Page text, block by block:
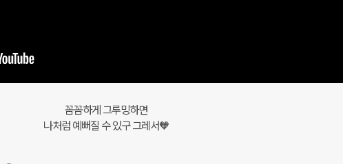
꼼꼼하게 그루밍하면
나처럼 예뻐질 수 있구 그레서🧡